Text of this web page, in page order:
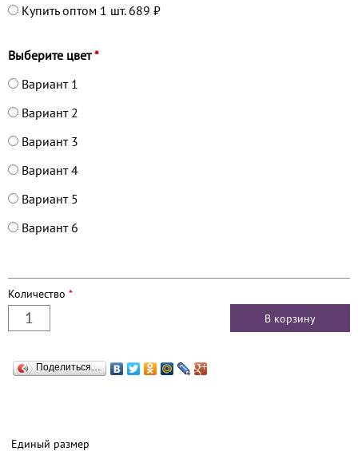
Купить оптом 1 шт. 689 ₽
Выберите цвет*
Вариант 1
Вариант 2
Вариант 3
Вариант 4
Вариант 5
Вариант 6
Количество *
Поделиться…
Единый размер